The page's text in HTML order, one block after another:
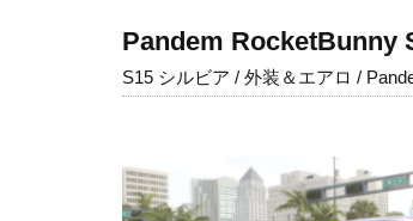
Pandem RocketBunny
S15 シルビア / 外装＆エアロ /